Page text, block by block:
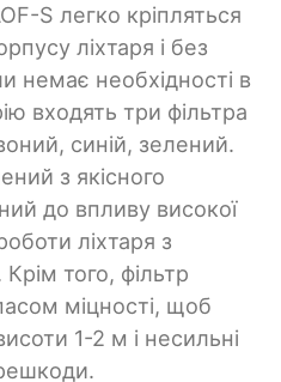
S легко кріпляться
ліхтаря і без
немає необхідності в
входять три фільтра
синій, зелений.
з якісного
до впливу високої
ліхтаря з
того, фільтр
міцності, щоб
1-2 м і несильні